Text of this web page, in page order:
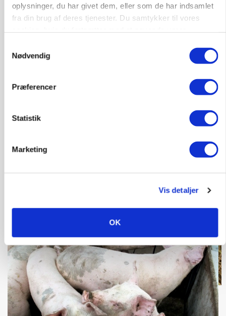
oplysninger, du har givet dem, eller som de har indsamlet
fra din brug af deres tjenester. Du samtykker til vores
Nødvendig
Præferencer
Statistik
Marketing
Vis detaljer
OK
MASKINER
Forserie til selvkørende skårlægger afprøves i år
ARRANGEMENT
Loading...